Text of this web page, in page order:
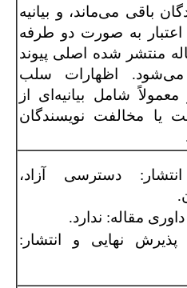
باقی می‌ماند، و بیانیه
به صورت دو طرفه
منتشر شده اصلی پیوند
می‌شود. اظهارات سلب
معمولاً شامل بیانیه‌ای از
یا مخالفت نویسندگان
دسترسی آزاد،
مقاله: ندارد.
پذیرش نهایی و انتشار: